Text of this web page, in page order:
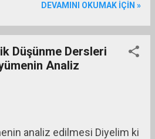
mu Var Maliyet
sonra talep ve
başlamışım
çok önemli çünkü
bilmezsek olayı
etmeden önce onun
DEVAMINI OKUMAK IÇIN »
Düşünme Dersleri
Analiz
analiz edilmesi Diyelim ki